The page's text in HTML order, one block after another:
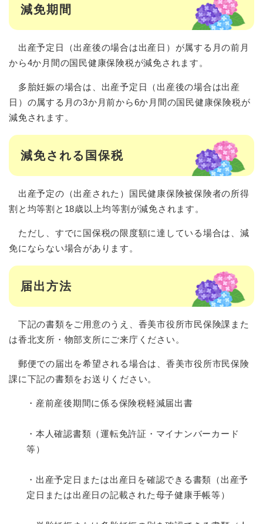
減免期間
出産予定日（出産後の場合は出産日）が属する月の前月
から4か月間の国民健康保険税が減免されます。
多胎妊娠の場合は、出産予定日（出産後の場合は出産
日）の属する月の3か月前から6か月間の国民健康保険税が
減免されます。
減免される国保税
出産予定の（出産された）国民健康保険被保険者の所得
割と均等割と18歳以上均等割が減免されます。
ただし、すでに国保税の限度額に達している場合は、減
免にならない場合があります。
届出方法
下記の書類をご用意のうえ、香美市役所市民保険課また
は香北支所・物部支所にご来庁ください。
郵便での届出を希望される場合は、香美市役所市民保険
課に下記の書類をお送りください。
・産前産後期間に係る保険税軽減届出書
・本人確認書類（運転免許証・マイナンバーカード
等）
・出産予定日または出産日を確認できる書類（出産予
定日または出産日の記載された母子健康手帳等）